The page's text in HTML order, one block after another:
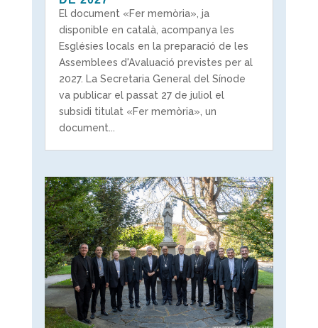
El document «Fer memòria», ja
disponible en català, acompanya les
Esglésies locals en la preparació de les
Assemblees d'Avaluació previstes per al
2027. La Secretaria General del Sínode
va publicar el passat 27 de juliol el
subsidi titulat «Fer memòria», un
document...